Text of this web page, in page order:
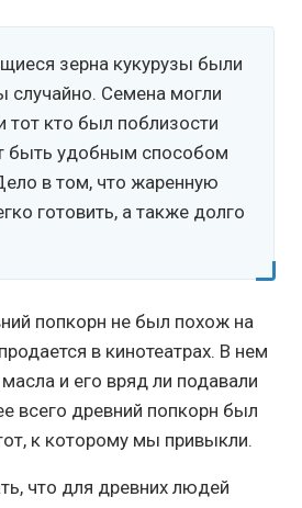
зерна кукурузы были
случайно. Семена могли
тот кто был поблизости
быть удобным способом
в том, что жаренную
готовить, а также долго
попкорн не был похож на
в кинотеатрах. В нем
и его вряд ли подавали
всего древний попкорн был
к которому мы привыкли.
что для древних людей